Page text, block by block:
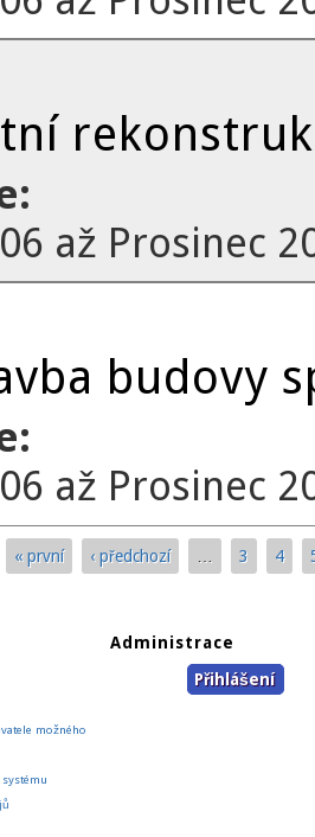
až Prosinec
budovy
až Prosinec
« první ‹ předchozí 3 4
možného
Administrace
Přihlášení